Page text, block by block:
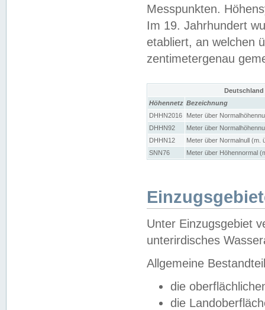
Messpunkten.
Im 19. Jahrhundert
etabliert, an welchen
zentimetergenau
Höhennetz Bezeichnung
DHHN2016
Meter über
DHHN92
Meter über
DHHN12
Meter über Normalnull (m.
SNN76
Meter über Höhennormal
Unter Einzugsgebiet
unterirdisches
Allgemeine
die
die